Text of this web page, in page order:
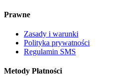
Prawne
Zasady i warunki
Polityka prywatności
Regulamin SMS
Metody Płatności